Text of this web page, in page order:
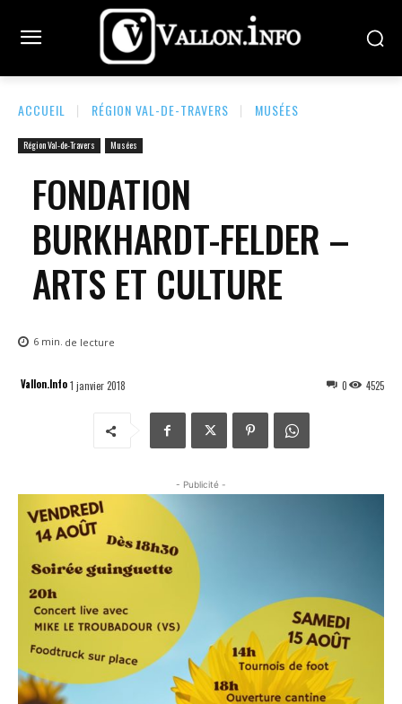
ACCUEIL RÉGION VAL-DE-TRAVERS MUSÉES
Région Val-de-Travers Musées
FONDATION
BURKHARDT-FELDER –
ARTS ET CULTURE
6 min. de lecture
Vallon.Info1 janvier 2018 4525
0
- Publicité -